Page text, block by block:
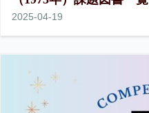
2025-04-19